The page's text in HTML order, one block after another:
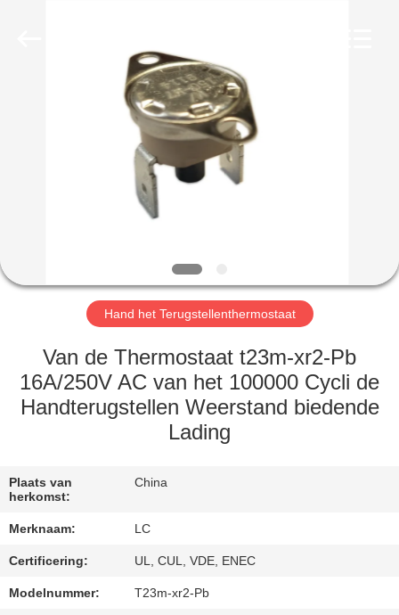
PRODUCTEN
VR-
SHOW
ONGEVEER
ONS
FABRIEKSREIS
KWALITEITSCONTROLE
ONS
Hand het Terugstellenthermostaat
Van de Thermostaat t23m-xr2-Pb
16A/250V AC van het 100000 Cycli de
Handterugstellen Weerstand biedende
Lading
Plaats van
herkomst:
China
Merknaam: LC
Certificering: UL, CUL, VDE, ENEC
Modelnummer: T23m-xr2-Pb